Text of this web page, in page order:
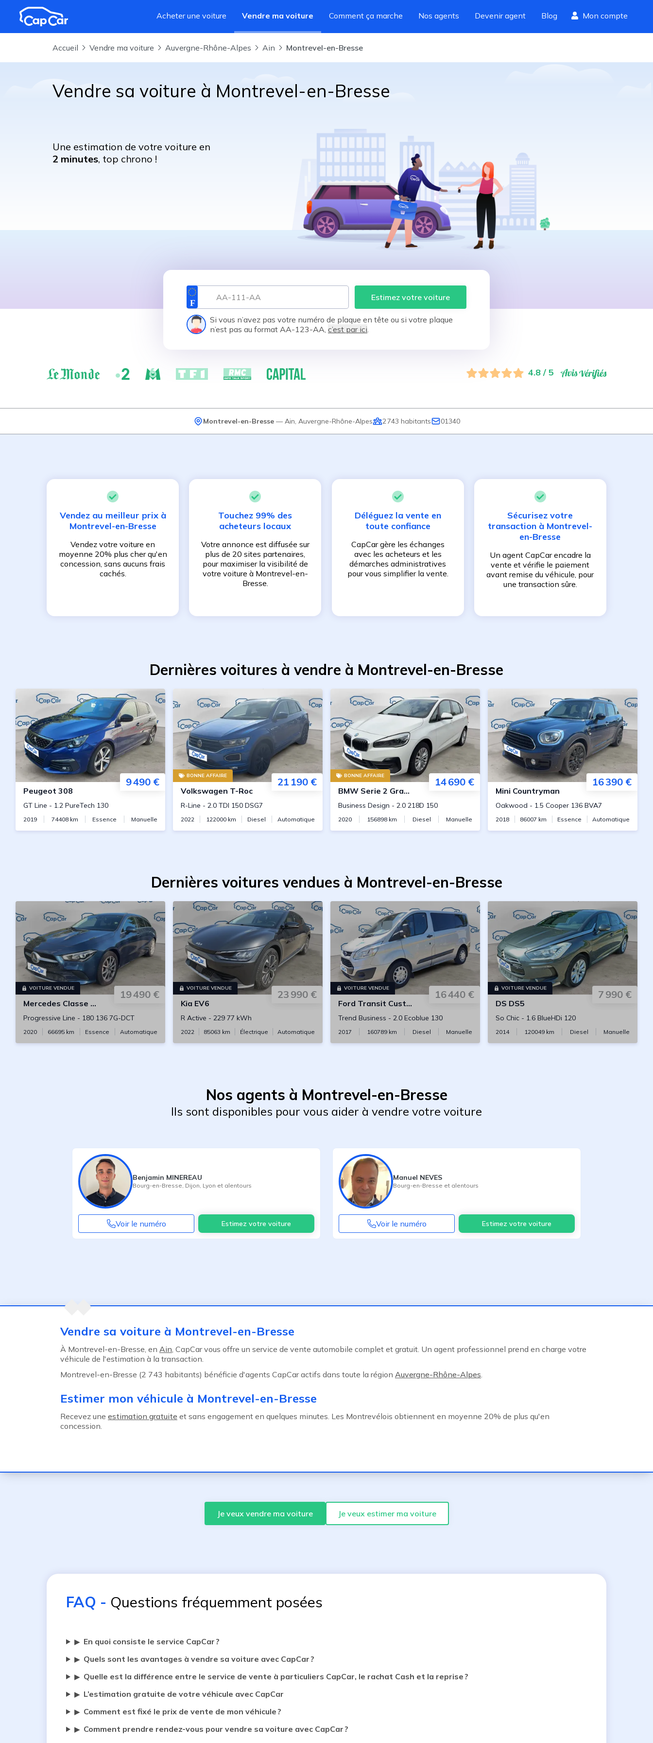
Aller au contenu principal
Acheter une voiture
Vendre ma voiture Comment ça marche Nos agents Devenir agent Blog Mon compte
Accueil Vendre ma voiture Auvergne-Rhône-Alpes Ain Montrevel-en-Bresse
Vendre sa voiture à Montrevel-en-Bresse
Une estimation de votre voiture en
2 minutes, top chrono !
Estimez votre voiture
Si vous n’avez pas votre numéro de plaque en tête ou si votre plaque
n’est pas au format AA-123-AA, c’est par ici.
4.8 / 5
Montrevel-en-Bresse— Ain Auvergne-Rhône-Alpes 2 743 habitants 01340
Vendez au meilleur prix à
Montrevel-en-Bresse
Vendez votre voiture en
moyenne 20% plus cher qu'en
concession, sans aucuns frais
cachés.
Touchez 99% des
acheteurs locaux
Votre annonce est diffusée sur
plus de 20 sites partenaires,
pour maximiser la visibilité de
votre voiture à Montrevel-en-
Bresse.
Déléguez la vente en
toute confiance
CapCar gère les échanges
avec les acheteurs et les
démarches administratives
pour vous simplifier la vente.
Sécurisez votre
transaction à Montrevel-
en-Bresse
Un agent CapCar encadre la
vente et vérifie le paiement
avant remise du véhicule, pour
une transaction sûre.
Dernières voitures à vendre à Montrevel-en-Bresse
9 490 €
Peugeot 308
GT Line - 1.2 PureTech 130
2019 74408km Essence Manuelle
BONNE AFFAIRE
21 190 €
Volkswagen T-Roc
R-Line - 2.0 TDI 150 DSG7
2022 122000km Diesel Automatique
BONNE AFFAIRE
14 690 €
BMW Serie 2 Gran Coupe
Business Design - 2.0 218D 150
2020 156898 km Diesel Manuelle
16 390 €
Mini Countryman
Oakwood - 1.5 Cooper 136 BVA7
2018 86007 km Essence Automatique
Dernières voitures vendues à Montrevel-en-Bresse
VOITURE VENDUE
19 490 €
Mercedes Classe CLA Shooting Brake
Progressive Line - 180 136 7G-DCT
2020 66695 km Essence Automatique
VOITURE VENDUE
23 990 €
Kia EV6
R Active - 229 77 kWh
2022 85063 km Électrique Automatique
VOITURE VENDUE
16 440 €
Ford Transit Custom Combi
Trend Business - 2.0 Ecoblue 130
2017 160789 km Diesel Manuelle
VOITURE VENDUE
7 990 €
DS DS5
So Chic - 1.6 BlueHDi 120
2014 120049 km Diesel Manuelle
Nos agents à Montrevel-en-Bresse
Ils sont disponibles pour vous aider à vendre votre voiture
Benjamin MINEREAU
Bourg-en-Bresse Dijon Lyon et alentours
Voir le numéro Estimez votre voiture
Manuel NEVES
Bourg-en-Bresse et alentours
Voir le numéro Estimez votre voiture
Agent précédentVendre sa voiture à Montrevel-en-Bresse
À Montrevel-en-Bresse, en Ain, CapCar vous offre un service de vente automobile complet et gratuit. Un agent professionnel prend en charge votre
véhicule de l'estimation à la transaction.
Montrevel-en-Bresse (2 743 habitants) bénéficie d'agents CapCar actifs dans toute la région Auvergne-Rhône-Alpes.
Estimer mon véhicule à Montrevel-en-Bresse
Recevez une estimation gratuite et sans engagement en quelques minutes. Les Montrevélois obtiennent en moyenne 20% de plus qu'en
concession.
Je veux vendre ma voiture Je veux estimer ma voiture
FAQ - Questions fréquemment posées
▶ En quoi consiste le service CapCar ?
▶ Quels sont les avantages à vendre sa voiture avec CapCar ?
▶ Quelle est la différence entre le service de vente à particuliers CapCar, le rachat Cash et la reprise ?
▶ L’estimation gratuite de votre véhicule avec CapCar
▶ Comment est fixé le prix de vente de mon véhicule ?
▶ Comment prendre rendez-vous pour vendre sa voiture avec CapCar ?